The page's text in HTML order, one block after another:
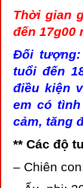
Thời gian
đến 17g00
Đối
tuổi đến
điều kiện
em có
cảm, tăng
** Các độ
– Chiên